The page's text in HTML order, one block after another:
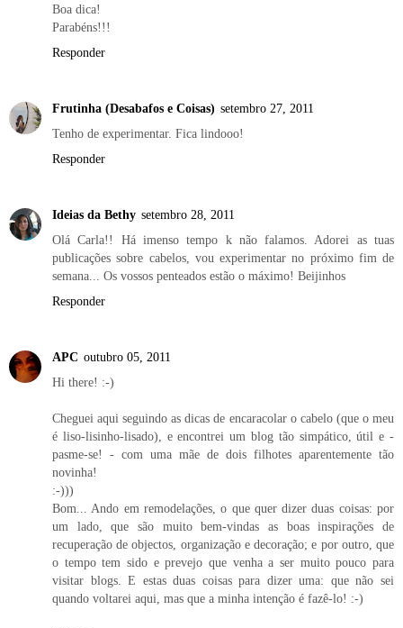
Boa dica!
Parabéns!!!
Responder
Frutinha (Desabafos e Coisas) setembro 27, 2011
Tenho de experimentar. Fica lindooo!
Responder
Ideias da Bethy setembro 28, 2011
Olá Carla!! Há imenso tempo k não falamos. Adorei as tuas
publicações sobre cabelos, vou experimentar no próximo fim de
semana... Os vossos penteados estão o máximo! Beijinhos
Responder
APC outubro 05, 2011
Hi there! :-)
Cheguei aqui seguindo as dicas de encaracolar o cabelo (que o meu
é liso-lisinho-lisado), e encontrei um blog tão simpático, útil e -
pasme-se! - com uma mãe de dois filhotes aparentemente tão
novinha!
:-)))
Bom... Ando em remodelações, o que quer dizer duas coisas: por
um lado, que são muito bem-vindas as boas inspirações de
recuperação de objectos, organização e decoração; e por outro, que
o tempo tem sido e prevejo que venha a ser muito pouco para
visitar blogs. E estas duas coisas para dizer uma: que não sei
quando voltarei aqui, mas que a minha intenção é fazê-lo! :-)